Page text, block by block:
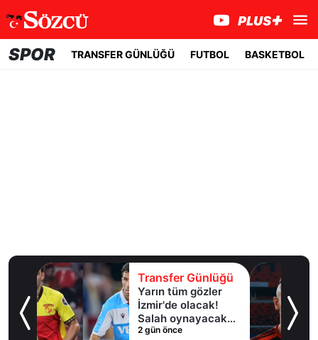
SPOR TRANSFER GÜNLÜĞÜ FUTBOL BASKETBOL
Transfer Günlüğü
Yarın tüm gözler
İzmir'de olacak!
Salah oynayacak
mı?
2 gün önce